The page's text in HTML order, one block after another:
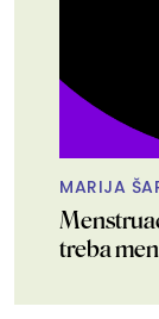
MARIJA
treba